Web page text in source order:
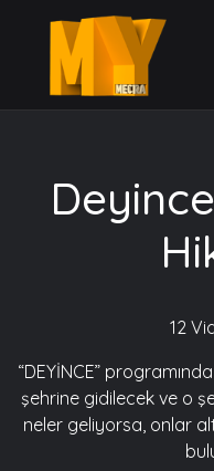
12
“DEYİNCE”
şehrine gidilecek ve o
neler geliyorsa, onlar